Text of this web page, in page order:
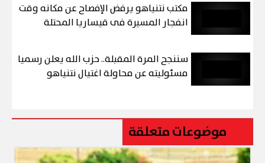
مكتب نتنياهو يرفض الإفصاح عن مكانه وقت
انفجار المسيرة فى قيساريا المحتلة
سننجح المرة المقبلة.. حزب الله يعلن رسميا
مسئوليته عن محاولة اغتيال نتنياهو
موضوعات متعلقة